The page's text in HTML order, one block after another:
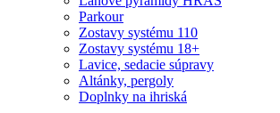
Parkour
Zostavy systému 110
Zostavy systému 18+
Lavice, sedacie súpravy
Altánky, pergoly
Doplnky na ihriská